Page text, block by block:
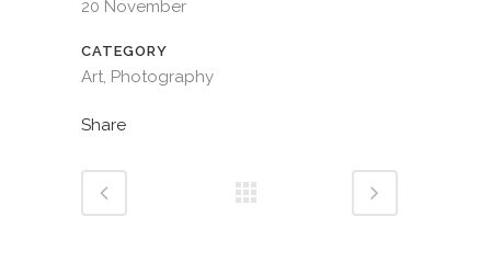
20 November
CATEGORY
Art, Photography
Share